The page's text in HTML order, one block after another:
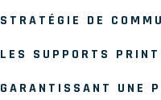
STRATÉGIE DE
LES SUPPORTS
GARANTISSANT UNE